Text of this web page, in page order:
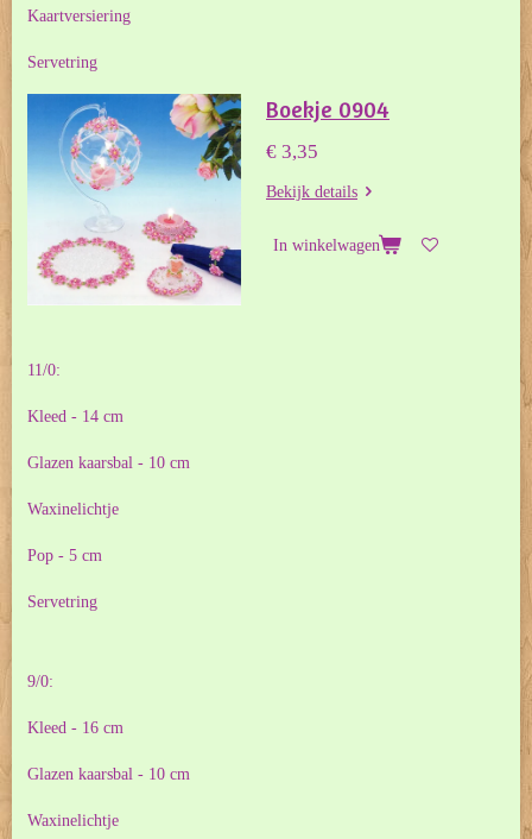
Kaartversiering
Servetring
Boekje 0904
€ 3,35
Bekijk details
In winkelwagen
11/0:
Kleed - 14 cm
Glazen kaarsbal - 10 cm
Waxinelichtje
Pop - 5 cm
Servetring
9/0:
Kleed - 16 cm
Glazen kaarsbal - 10 cm
Waxinelichtje